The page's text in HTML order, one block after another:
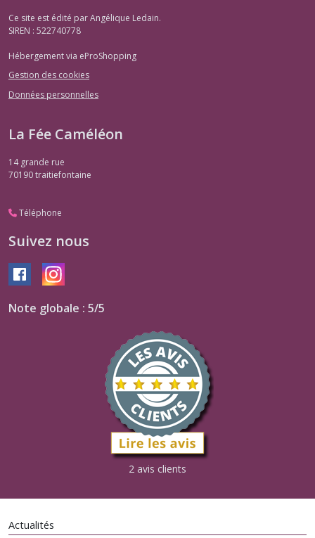
Afficher
les
résultats
Ce site est édité par Angélique Ledain.
SIREN : 522740778
Hébergement via eProShopping
Gestion des cookies
Données personnelles
La Fée Caméléon
14 grande rue
70190traitiefontaine
Téléphone
Suivez nous
Note globale : 5/5
2 avis clients
Actualités